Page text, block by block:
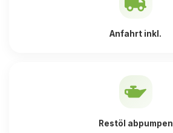
Anfahrt inkl.
Restöl abpumpen